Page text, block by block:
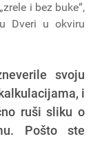
i bez buke“,
Dveri u okviru
svoju
i
ruši sliku o
Pošto ste